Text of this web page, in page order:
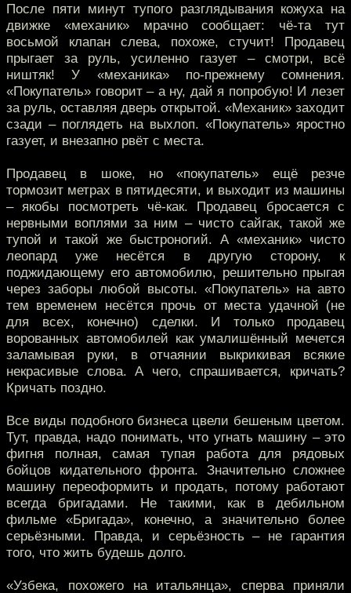
После пяти минут тупого разглядывания кожуха на
движке «механик» мрачно сообщает: чё-та тут
восьмой клапан слева, похоже, стучит! Продавец
прыгает за руль, усиленно газует – смотри, всё
ништяк! У «механика» по-прежнему сомнения.
«Покупатель» говорит – а ну, дай я попробую! И лезет
за руль, оставляя дверь открытой. «Механик» заходит
сзади – поглядеть на выхлоп. «Покупатель» яростно
газует, и внезапно рвёт с места.
Продавец в шоке, но «покупатель» ещё резче
тормозит метрах в пятидесяти, и выходит из машины
– якобы посмотреть чё-как. Продавец бросается с
нервными воплями за ним – чисто сайгак, такой же
тупой и такой же быстроногий. А «механик» чисто
леопард уже несётся в другую сторону, к
поджидающему его автомобилю, решительно прыгая
через заборы любой высоты. «Покупатель» на авто
тем временем несётся прочь от места удачной (не
для всех, конечно) сделки. И только продавец
ворованных автомобилей как умалишённый мечется
заламывая руки, в отчаянии выкрикивая всякие
некрасивые слова. А чего, спрашивается, кричать?
Кричать поздно.
Все виды подобного бизнеса цвели бешеным цветом.
Тут, правда, надо понимать, что угнать машину – это
фигня полная, самая тупая работа для рядовых
бойцов кидательного фронта. Значительно сложнее
машину переоформить и продать, потому работают
всегда бригадами. Не такими, как в дебильном
фильме «Бригада», конечно, а значительно более
серьёзными. Правда, и серьёзность – не гарантия
того, что жить будешь долго.
«Узбека, похожего на итальянца», сперва приняли